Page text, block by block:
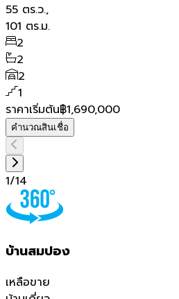
55 ตร.ว.,
101 ตร.ม.
2
2
2
1
ราคาเริ่มต้น฿1,690,000
คำนวณสินเชื่อ
1/14
บ้านสมปอง
เหลือขาย